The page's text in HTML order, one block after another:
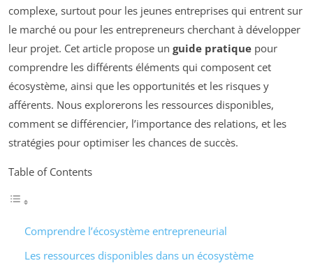
complexe, surtout pour les jeunes entreprises qui entrent sur
le marché ou pour les entrepreneurs cherchant à développer
leur projet. Cet article propose un guide pratique pour
comprendre les différents éléments qui composent cet
écosystème, ainsi que les opportunités et les risques y
afférents. Nous explorerons les ressources disponibles,
comment se différencier, l’importance des relations, et les
stratégies pour optimiser les chances de succès.
Table of Contents
Comprendre l’écosystème entrepreneurial
Les ressources disponibles dans un écosystème